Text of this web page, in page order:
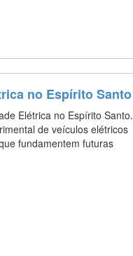
no Espírito Santo
Elétrica no Espírito Santo.
de veículos elétricos
fundamentem futuras